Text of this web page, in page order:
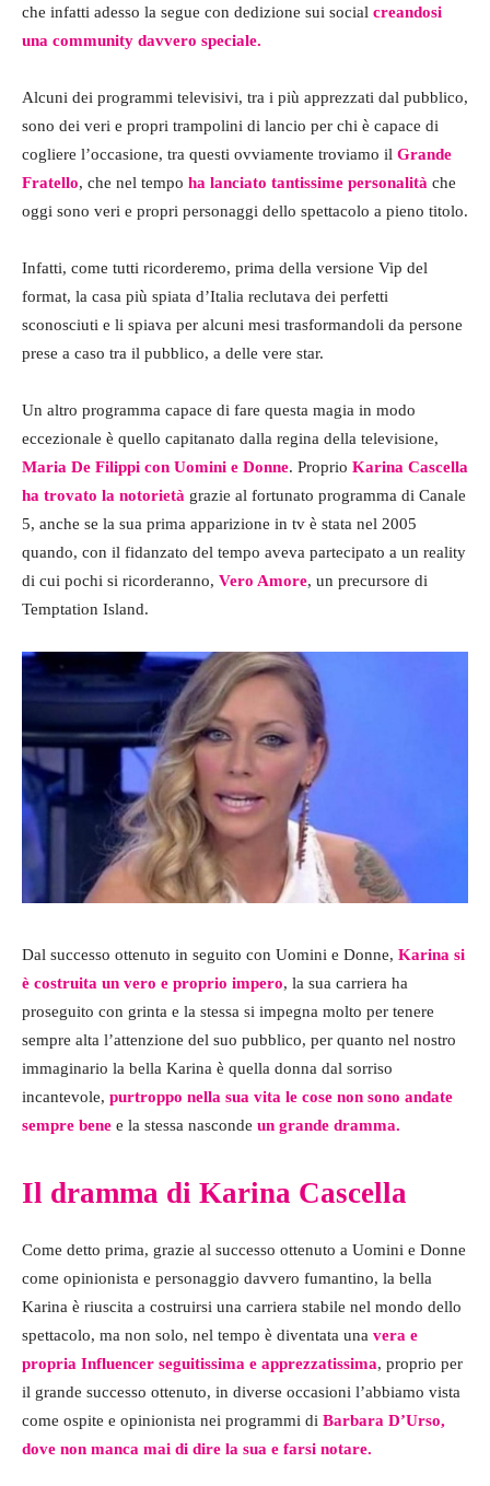
che infatti adesso la segue con dedizione sui social creandosi
una community davvero speciale.
Alcuni dei programmi televisivi, tra i più apprezzati dal pubblico,
sono dei veri e propri trampolini di lancio per chi è capace di
cogliere l’occasione, tra questi ovviamente troviamo il Grande
Fratello, che nel tempo ha lanciato tantissime personalità che
oggi sono veri e propri personaggi dello spettacolo a pieno titolo.
Infatti, come tutti ricorderemo, prima della versione Vip del
format, la casa più spiata d’Italia reclutava dei perfetti
sconosciuti e li spiava per alcuni mesi trasformandoli da persone
prese a caso tra il pubblico, a delle vere star.
Un altro programma capace di fare questa magia in modo
eccezionale è quello capitanato dalla regina della televisione,
Maria De Filippi con Uomini e Donne. Proprio Karina Cascella
ha trovato la notorietà grazie al fortunato programma di Canale
5, anche se la sua prima apparizione in tv è stata nel 2005
quando, con il fidanzato del tempo aveva partecipato a un reality
di cui pochi si ricorderanno, Vero Amore, un precursore di
Temptation Island.
Dal successo ottenuto in seguito con Uomini e Donne, Karina si
è costruita un vero e proprio impero, la sua carriera ha
proseguito con grinta e la stessa si impegna molto per tenere
sempre alta l’attenzione del suo pubblico, per quanto nel nostro
immaginario la bella Karina è quella donna dal sorriso
incantevole, purtroppo nella sua vita le cose non sono andate
sempre bene e la stessa nasconde un grande dramma.
Il dramma di Karina Cascella
Come detto prima, grazie al successo ottenuto a Uomini e Donne
come opinionista e personaggio davvero fumantino, la bella
Karina è riuscita a costruirsi una carriera stabile nel mondo dello
spettacolo, ma non solo, nel tempo è diventata una vera e
propria Influencer seguitissima e apprezzatissima, proprio per
il grande successo ottenuto, in diverse occasioni l’abbiamo vista
come ospite e opinionista nei programmi di Barbara D’Urso,
dove non manca mai di dire la sua e farsi notare.